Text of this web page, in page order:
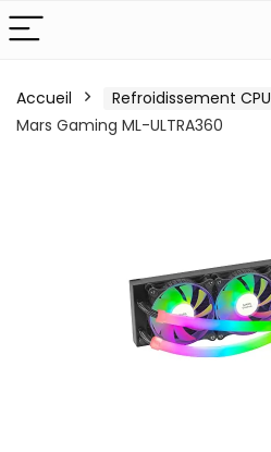
Accueil Refroidissement CPU
Mars Gaming ML-ULTRA360